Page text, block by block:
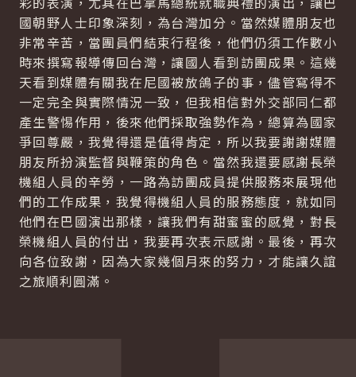
國朝野人士印象深刻，為台灣加分。當然媒體朋友也
非常辛苦，當團員們結束行程後，他們仍須工作數小
時來撰寫報導傳回台灣，讓國人看到訪團成果。這幾
天看到媒體有關我在尼國被放鴿子的事，儘管寫得不
一定完全與實際情況一致，但我相信對外交部同仁都
產生警惕作用，後來他們採取強勢作為，總算為國家
爭回尊嚴，我覺得還是值得肯定，所以我要謝謝媒體
朋友所扮演監督與鞭策的角色。當然我還要感謝長榮
機組人員的辛勞，一路為訪團成員提供服務來展現他
們的工作成果，我覺得機組人員的服務態度，就如同
他們在巴國演出那樣，讓我們有甜蜜蜜的感覺，對長
榮機組人員的付出，我要再次表示感謝。最後，再次
向各位致謝，因為大家幾個月來的努力，才能讓久誼
之旅順利圓滿。